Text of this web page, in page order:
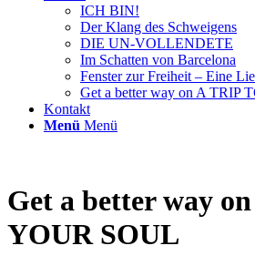
ICH BIN!
Der Klang des Schweigens
DIE UN-VOLLENDETE
Im Schatten von Barcelona
Fenster zur Freiheit – Eine
Get a better way on A TRIP
Kontakt
Menü Menü
Get a better way
YOUR SOUL